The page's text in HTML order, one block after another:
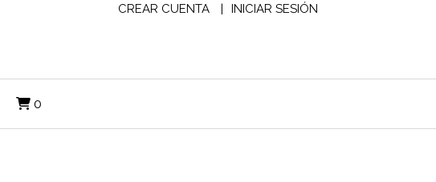
CREAR CUENTA INICIAR SESIÓN
0